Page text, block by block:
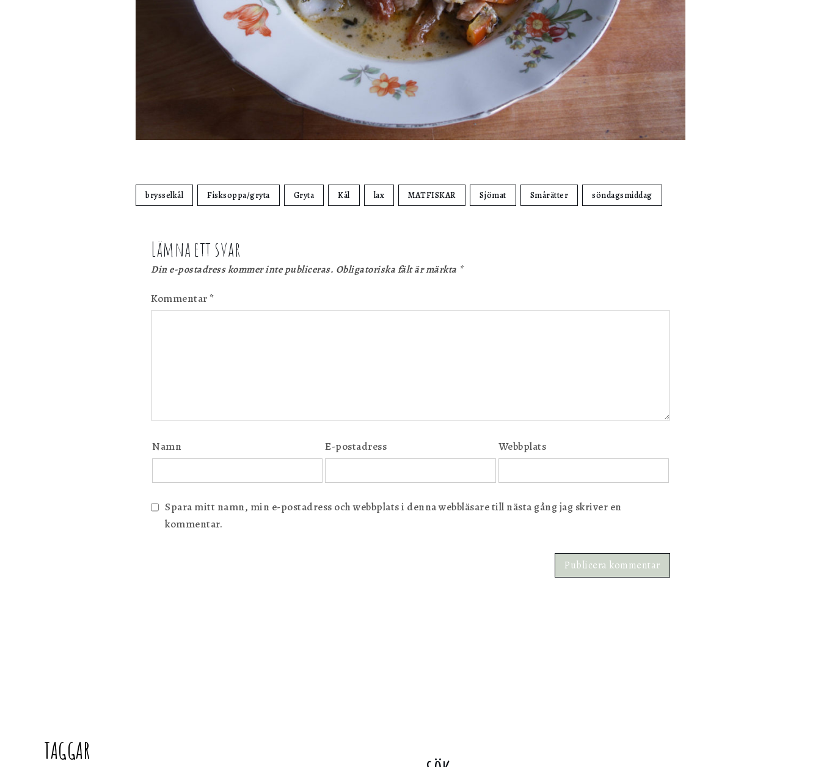
brysselkål Fisksoppa/gryta Gryta Kål lax MATFISKAR Sjömat Smårätter söndagsmiddag
Lämna ett svar
Din e-postadress kommer inte publiceras. Obligatoriska fält är märkta *
Kommentar*
Namn E-postadress Webbplats
Spara mitt namn, min e-postadress och webbplats i denna webbläsare till nästa gång jag skriver en
kommentar.
TAGGAR